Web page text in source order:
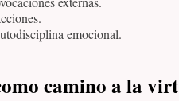
emocional.
camino a la